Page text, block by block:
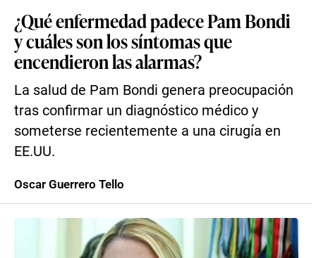
¿Qué enfermedad padece Pam Bondi
y cuáles son los síntomas que
encendieron las alarmas?
La salud de Pam Bondi genera preocupación
tras confirmar un diagnóstico médico y
someterse recientemente a una cirugía en
EE.UU.
Oscar Guerrero Tello